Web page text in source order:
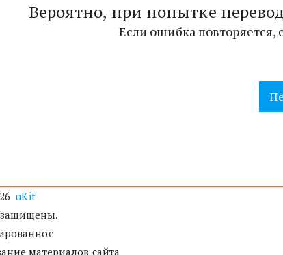
Вероятно, при попытке
Если ошибка повторяется,
uKit
защищены.
материалов сайта